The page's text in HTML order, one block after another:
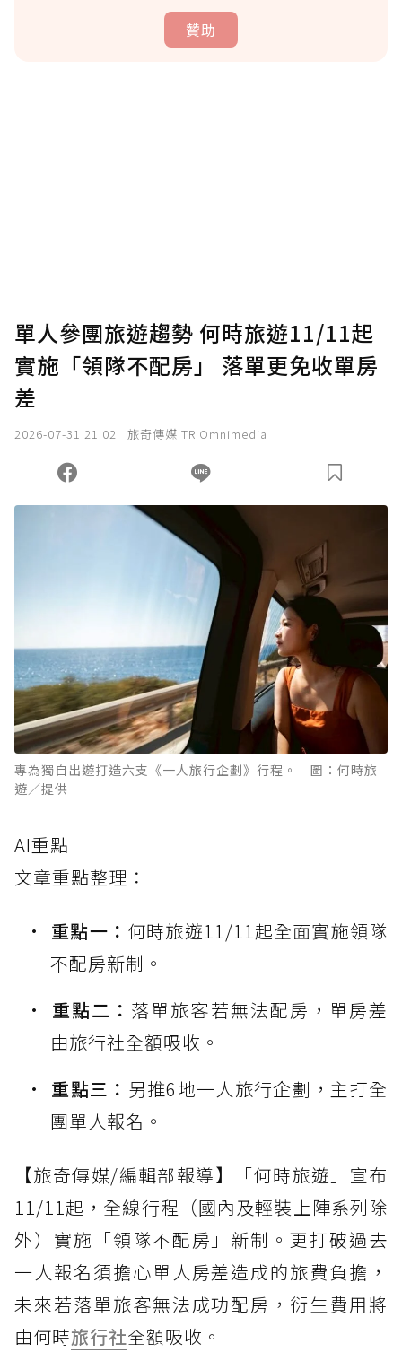
贊助
確認送出
您當前剩餘 U 利點數：0點；前往 購買點數
單人參團旅遊趨勢 何時旅遊11/11起
實施「領隊不配房」 落單更免收單房
差
2026-07-31 21:02 旅奇傳媒 TR Omnimedia
專為獨自出遊打造六支《一人旅行企劃》行程。 圖：何時旅
遊／提供
AI重點
文章重點整理：
重點一： 何時旅遊11/11起全面實施領隊
不配房新制。
重點二： 落單旅客若無法配房，單房差
由旅行社全額吸收。
重點三： 另推6地一人旅行企劃，主打全
團單人報名。
【旅奇傳媒/編輯部報導】「何時旅遊」宣布
11/11起，全線行程（國內及輕裝上陣系列除
外）實施「領隊不配房」新制。更打破過去
一人報名須擔心單人房差造成的旅費負擔，
未來若落單旅客無法成功配房，衍生費用將
由何時旅行社全額吸收。